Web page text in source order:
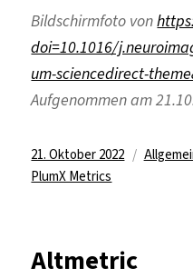
Bildschirmfoto von
doi=10.1016/
um-sciencedirect-
Aufgenommen am
Veröffentlicht
am
21. Oktober 2022
PlumX Metrics
Altmetric